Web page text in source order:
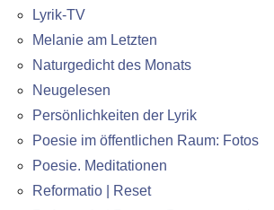
Lyrik-TV
Melanie am Letzten
Naturgedicht des Monats
Neugelesen
Persönlichkeiten der Lyrik
Poesie im öffentlichen Raum: Fotos
Poesie. Meditationen
Reformatio | Reset